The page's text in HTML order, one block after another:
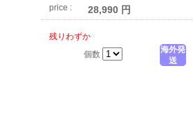
price : 28,990 円
残りわずか
個数
海外発
送